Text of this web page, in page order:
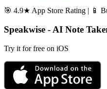
🎯 4.9★ App Store Rating | 📱
Speakwise - AI Note
Try it for free on iOS